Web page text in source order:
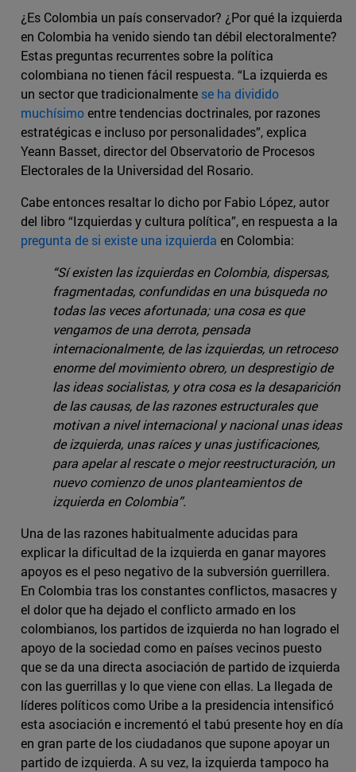
¿Es Colombia un país conservador? ¿Por qué la izquierda
en Colombia ha venido siendo tan débil electoralmente?
Estas preguntas recurrentes sobre la política
colombiana no tienen fácil respuesta. “La izquierda es
un sector que tradicionalmente se ha dividido
muchísimoentre tendencias doctrinales, por razones
estratégicas e incluso por personalidades”, explica
Yeann Basset, director del Observatorio de Procesos
Electorales de la Universidad del Rosario.
Cabe entonces resaltar lo dicho por Fabio López, autor
del libro “Izquierdas y cultura política”, en respuesta a la
pregunta de si existe una izquierda en Colombia:
“Sí existen las izquierdas en Colombia, dispersas,
fragmentadas, confundidas en una búsqueda no
todas las veces afortunada; una cosa es que
vengamos de una derrota, pensada
internacionalmente, de las izquierdas, un retroceso
enorme del movimiento obrero, un desprestigio de
las ideas socialistas, y otra cosa es la desaparición
de las causas, de las razones estructurales que
motivan a nivel internacional y nacional unas ideas
de izquierda, unas raíces y unas justificaciones,
para apelar al rescate o mejor reestructuración, un
nuevo comienzo de unos planteamientos de
izquierda en Colombia”.
Una de las razones habitualmente aducidas para
explicar la dificultad de la izquierda en ganar mayores
apoyos es el peso negativo de la subversión guerrillera.
En Colombia tras los constantes conflictos, masacres y
el dolor que ha dejado el conflicto armado en los
colombianos, los partidos de izquierda no han logrado el
apoyo de la sociedad como en países vecinos puesto
que se da una directa asociación de partido de izquierda
con las guerrillas y lo que viene con ellas. La llegada de
líderes políticos como Uribe a la presidencia intensificó
esta asociación e incrementó el tabú presente hoy en día
en gran parte de los ciudadanos que supone apoyar un
partido de izquierda. A su vez, la izquierda tampoco ha